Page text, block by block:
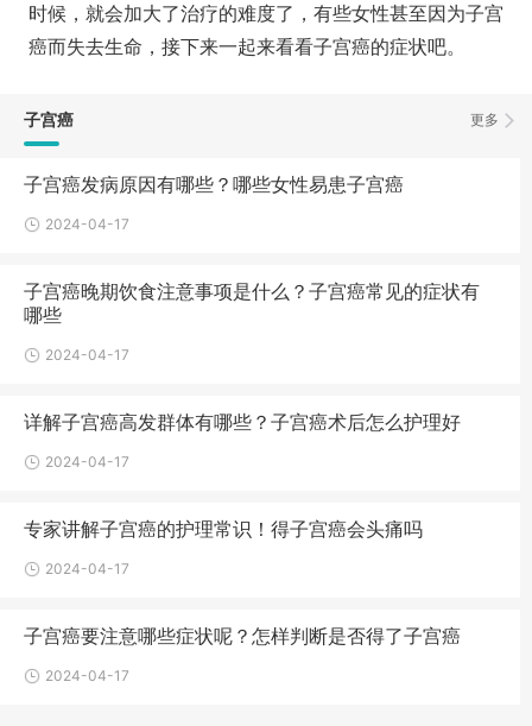
时候，就会加大了治疗的难度了，有些女性甚至因为子宫
癌而失去生命，接下来一起来看看子宫癌的症状吧。
更多
子宫癌
子宫癌发病原因有哪些？哪些女性易患子宫癌
2024-04-17
子宫癌晚期饮食注意事项是什么？子宫癌常见的症状有
哪些
2024-04-17
详解子宫癌高发群体有哪些？子宫癌术后怎么护理好
2024-04-17
专家讲解子宫癌的护理常识！得子宫癌会头痛吗
2024-04-17
子宫癌要注意哪些症状呢？怎样判断是否得了子宫癌
2024-04-17